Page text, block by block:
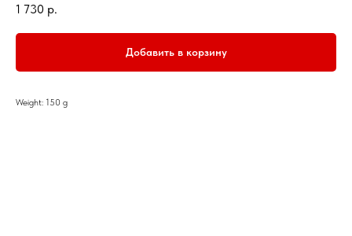
1 730 р.
Добавить в корзину
Weight: 150 g